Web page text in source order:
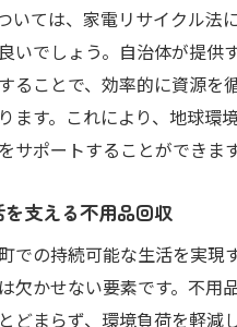
いては、家電リサイクル法
いでしょう。自治体が提供
ることで、効率的に資源を
ます。これにより、地球環
サポートすることができます
支える不用品回収
での持続可能な生活を実現
欠かせない要素です。不用
どまらず、環境負荷を軽減